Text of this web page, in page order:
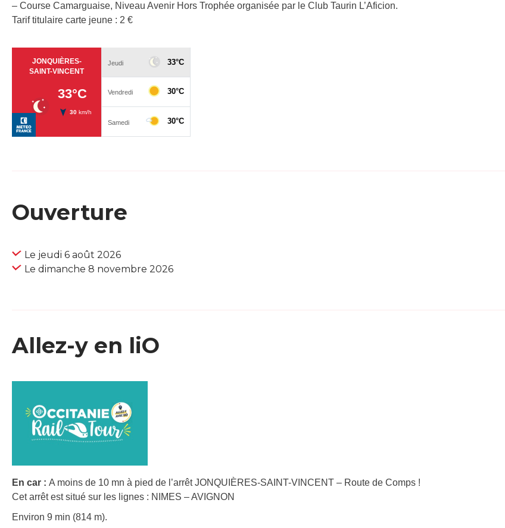
– Course Camarguaise, Niveau Avenir Hors Trophée organisée par le Club Taurin L’Aficion.
Tarif titulaire carte jeune : 2 €
Ouverture
Le jeudi 6 août 2026
Le dimanche 8 novembre 2026
Allez-y en liO
En car : A moins de 10 mn à pied de l’arrêt JONQUIÈRES-SAINT-VINCENT – Route de Comps !
Cet arrêt est situé sur les lignes : NIMES – AVIGNON
Environ 9 min (814 m).